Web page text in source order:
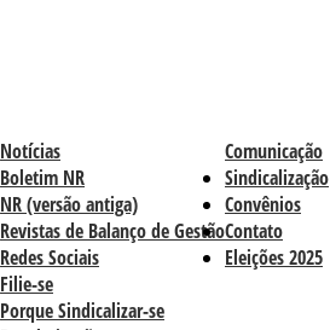
Comunicação
Notícias
Boletim NR
NR (versão antiga)
Revistas de Balanço de Gestão
Redes Sociais
Sindicalização
Filie-se
Porque Sindicalizar-se
Convênios
Contato
Eleições 2025